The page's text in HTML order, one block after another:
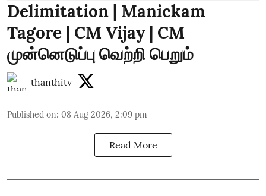
Delimitation | Manickam
Tagore | CM Vijay | CM
முன்னெடுப்பு வெற்றி பெறும்
thanthitv
Published on: 08 Aug 2026, 2:09 pm
Read More